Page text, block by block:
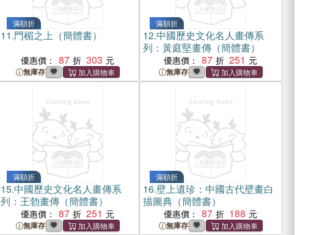
滿額折
11.門楣之上（簡體書）
優惠價： 87 303
無庫存
滿額折
12.中國歷史文化名人畫傳系
列：黃庭堅畫傳（簡體書）
優惠價： 87 251
無庫存
滿額折
15.中國歷史文化名人畫傳系
列：王勃畫傳（簡體書）
優惠價： 87 251
無庫存
滿額折
16.壁上遺珍：中國古代壁畫白
描圖典（簡體書）
優惠價： 87 188
無庫存